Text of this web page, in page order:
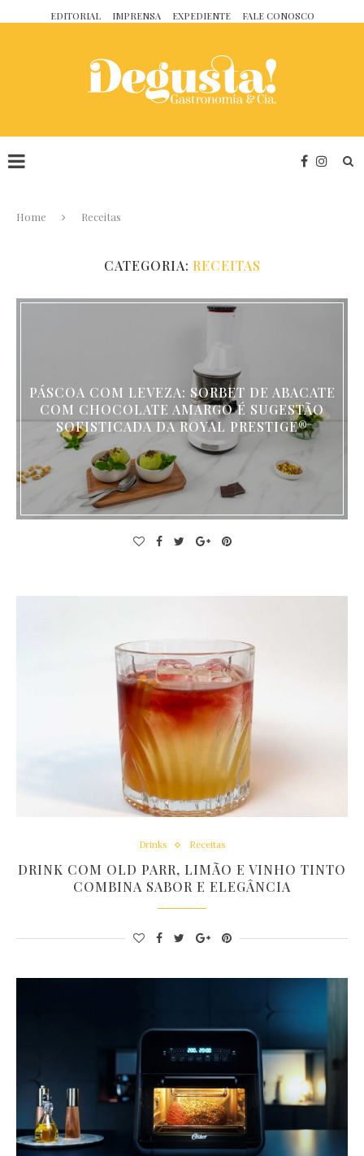
EDITORIAL IMPRENSA EXPEDIENTE FALE CONOSCO
Home Receitas
CATEGORIA: RECEITAS
PÁSCOA COM LEVEZA: SORBET DE ABACATE
COM CHOCOLATE AMARGO É SUGESTÃO
SOFISTICADA DA ROYAL PRESTIGE®
Drinks Receitas
DRINK COM OLD PARR, LIMÃO E VINHO TINTO
COMBINA SABOR E ELEGÂNCIA